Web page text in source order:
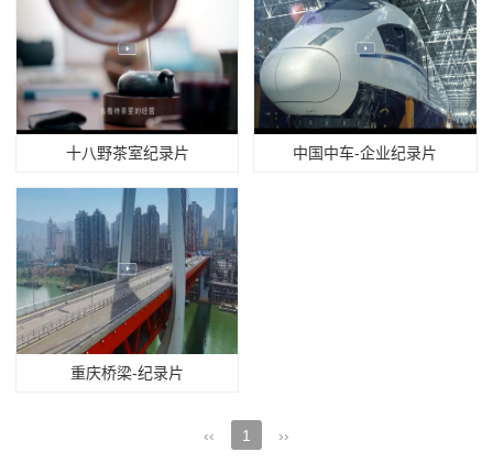
十八野茶室纪录片 中国中车-企业纪录片
重庆桥梁-纪录片
‹‹ 1 ››